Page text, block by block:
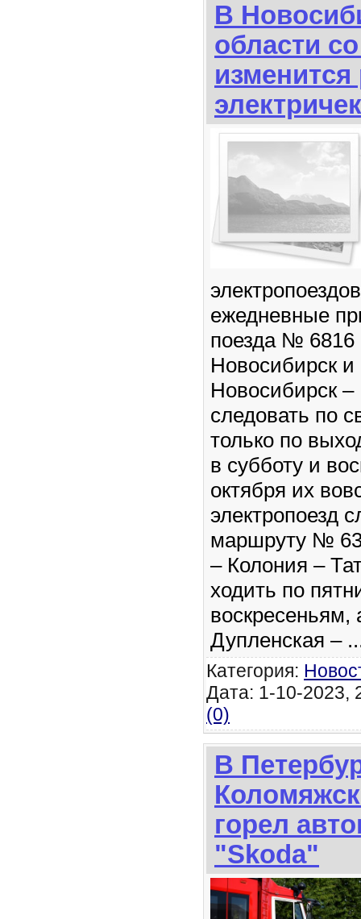
В
области
изменится
электричек
ежедневные
поезда № 6816
Новосибирск
Новосибирск –
следовать по
только по
в субботу и
октября их
электропоезд
маршруту №
– Колония –
ходить по
воскресеньям,
Дупленская –
Категория:
Дата: 1-10-2023,
(0)
В
горел
"Skoda"